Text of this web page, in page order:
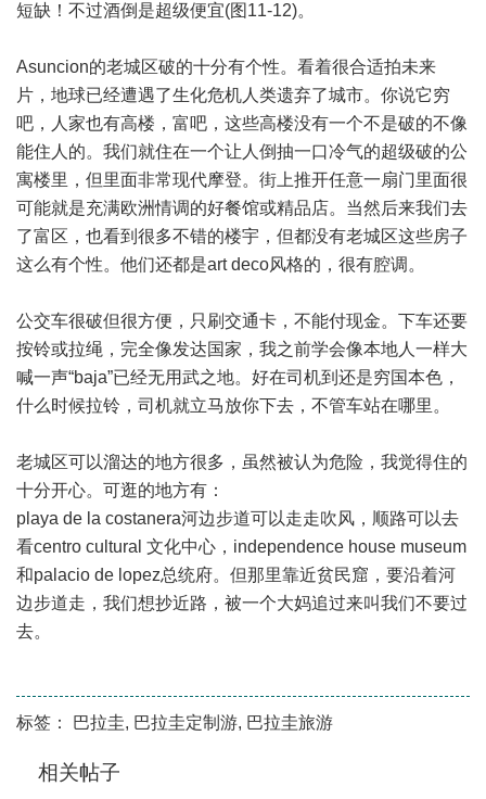
短缺！不过酒倒是超级便宜(图11-12)。
Asuncion的老城区破的十分有个性。看着很合适拍未来
片，地球已经遭遇了生化危机人类遗弃了城市。你说它穷
吧，人家也有高楼，富吧，这些高楼没有一个不是破的不像
能住人的。我们就住在一个让人倒抽一口冷气的超级破的公
寓楼里，但里面非常现代摩登。街上推开任意一扇门里面很
可能就是充满欧洲情调的好餐馆或精品店。当然后来我们去
了富区，也看到很多不错的楼宇，但都没有老城区这些房子
这么有个性。他们还都是art deco风格的，很有腔调。
公交车很破但很方便，只刷交通卡，不能付现金。下车还要
按铃或拉绳，完全像发达国家，我之前学会像本地人一样大
喊一声“baja”已经无用武之地。好在司机到还是穷国本色，
什么时候拉铃，司机就立马放你下去，不管车站在哪里。
老城区可以溜达的地方很多，虽然被认为危险，我觉得住的
十分开心。可逛的地方有：
playa de la costanera河边步道可以走走吹风，顺路可以去
看centro cultural 文化中心，independence house museum
和palacio de lopez总统府。但那里靠近贫民窟，要沿着河
边步道走，我们想抄近路，被一个大妈追过来叫我们不要过
去。
标签： 巴拉圭, 巴拉圭定制游, 巴拉圭旅游
相关帖子